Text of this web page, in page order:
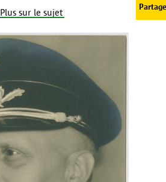
Plus sur le sujet